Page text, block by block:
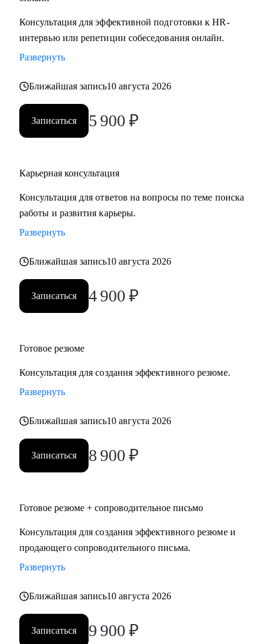
Консультация для эффективной подготовки к HR-
интервью или репетиции собеседования онлайн.
Развернуть
Ближайшая запись10 августа 2026
Записаться 5 900 ₽
Карьерная консультация
Консультация для ответов на вопросы по теме поиска
работы и развития карьеры.
Развернуть
Ближайшая запись10 августа 2026
Записаться 4 900 ₽
Готовое резюме
Консультация для создания эффективного резюме.
Развернуть
Ближайшая запись10 августа 2026
Записаться 8 900 ₽
Готовое резюме + сопроводительное письмо
Консультация для создания эффективного резюме и
продающего сопроводительного письма.
Развернуть
Ближайшая запись10 августа 2026
Записаться 9 900 ₽